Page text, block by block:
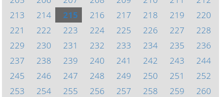
213
214 215 216 217 218 219
220
221
222 223 224 225 226 227
228
229
230 231 232 233 234 235
236
237
238 239 240 241 242 243
244
245
246 247 248 249 250 251
252
253
254 255 256 257 258 259
260